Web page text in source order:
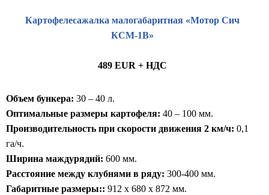
Картофелесажалка малогабаритная «Мотор Сич
КСМ-1В»
489 EUR + НДС
Объем бункера: 30 – 40 л.
Оптимальные размеры картофеля: 40 – 100 мм.
Производительность при скорости движения 2 км/ч: 0,1
га/ч.
Ширина маждурядий: 600 мм.
Расстояние между клубнями в ряду: 300-400 мм.
Габаритные размеры:: 912 x 680 x 872 мм.